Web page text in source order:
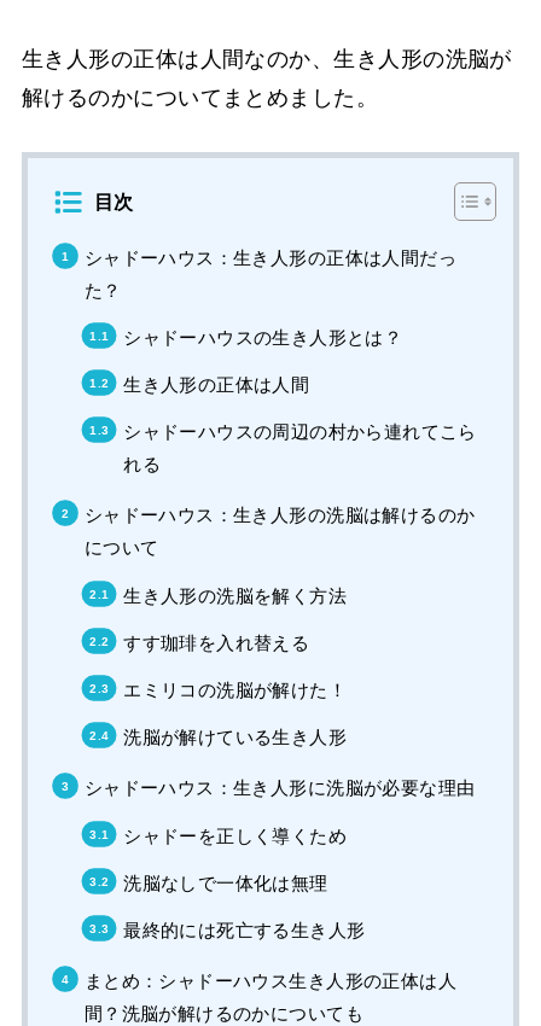
生き人形の正体は人間なのか、生き人形の洗脳が
解けるのかについてまとめました。
目次
シャドーハウス：生き人形の正体は人間だっ
た？
シャドーハウスの生き人形とは？
生き人形の正体は人間
シャドーハウスの周辺の村から連れてこら
れる
シャドーハウス：生き人形の洗脳は解けるのか
について
生き人形の洗脳を解く方法
すす珈琲を入れ替える
エミリコの洗脳が解けた！
洗脳が解けている生き人形
シャドーハウス：生き人形に洗脳が必要な理由
シャドーを正しく導くため
洗脳なしで一体化は無理
最終的には死亡する生き人形
まとめ：シャドーハウス生き人形の正体は人
間？洗脳が解けるのかについても